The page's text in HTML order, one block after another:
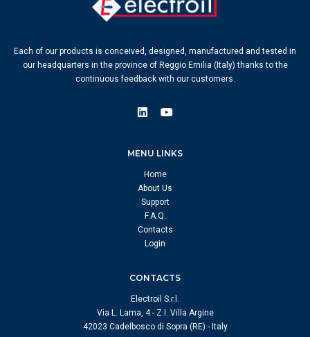
Each of our products is conceived, designed, manufactured and tested in
our headquarters in the province of Reggio Emilia (Italy) thanks to the
continuous feedback with our customers.
MENU LINKS
Home
About Us
Support
F.A.Q.
Contacts
Login
CONTACTS
Electroil S.r.l.
Via L. Lama, 4 - Z.I. Villa Argine
42023 Cadelbosco di Sopra (RE) - Italy